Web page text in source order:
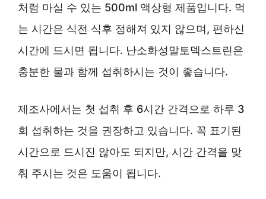
처럼 마실 수 있는 500ml 액상형 제품입니다. 먹
는 시간은 식전 식후 정해져 있지 않으며, 편하신
시간에 드시면 됩니다. 난소화성말토덱스트린은
충분한 물과 함께 섭취하시는 것이 좋습니다.
제조사에서는 첫 섭취 후 6시간 간격으로 하루 3
회 섭취하는 것을 권장하고 있습니다. 꼭 표기된
시간으로 드시진 않아도 되지만, 시간 간격을 맞
춰 주시는 것은 도움이 됩니다.